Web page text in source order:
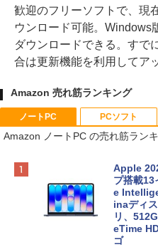
歓迎のフリーソフトで、現
ウンロード可能。Windows
ダウンロードできる。すで
合は更新機能を利用してア
Amazon 売れ筋ランキング
ノートPC
Amazon ノートPC の売れ筋ラン
Apple
プ搭載13
e
inaディ
リ、
eTime
ゴ
PCソフト